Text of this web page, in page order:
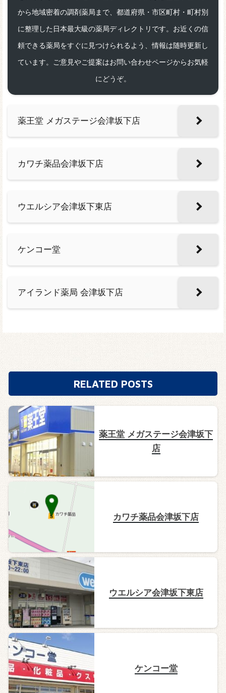
から地域密着の調剤薬局まで、都道府県・市区町村・町村別
に整理した日本最大級の薬局ディレクトリです。お近くの信
頼できる薬局をすぐに見つけられるよう、情報は随時更新し
ています。ご意見やご提案はお問い合わせページからお気軽
にどうぞ。
薬王堂 メガステージ会津坂下店
カワチ薬品会津坂下店
ウエルシア会津坂下東店
ケンコー堂
アイランド薬局 会津坂下店
RELATED POSTS
薬王堂 メガステージ会津坂下
店
カワチ薬品会津坂下店
ウエルシア会津坂下東店
ケンコー堂